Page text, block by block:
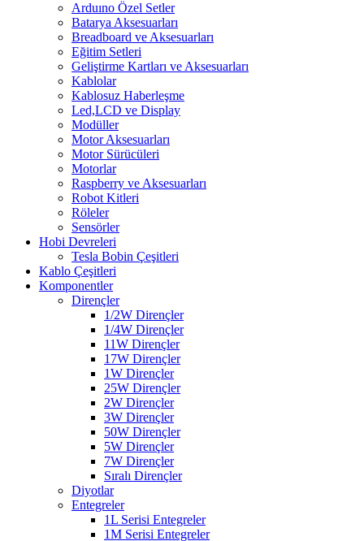
Arduıno Özel Setler
Batarya Aksesuarları
Breadboard ve Aksesuarları
Eğitim Setleri
Geliştirme Kartları ve Aksesuarları
Kablolar
Kablosuz Haberleşme
Led,LCD ve Display
Modüller
Motor Aksesuarları
Motor Sürücüleri
Motorlar
Raspberry ve Aksesuarları
Robot Kitleri
Röleler
Sensörler
Hobi Devreleri
Tesla Bobin Çeşitleri
Kablo Çeşitleri
Komponentler
Dirençler
1/2W Dirençler
1/4W Dirençler
11W Dirençler
17W Dirençler
1W Dirençler
25W Dirençler
2W Dirençler
3W Dirençler
50W Dirençler
5W Dirençler
7W Dirençler
Sıralı Dirençler
Diyotlar
Entegreler
1L Serisi Entegreler
1M Serisi Entegreler